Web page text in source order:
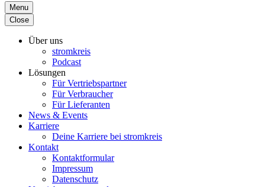
Menu
Close
Über uns
stromkreis
Podcast
Lösungen
Für Vertriebspartner
Für Verbraucher
Für Lieferanten
News & Events
Karriere
Deine Karriere bei stromkreis
Kontakt
Kontaktformular
Impressum
Datenschutz